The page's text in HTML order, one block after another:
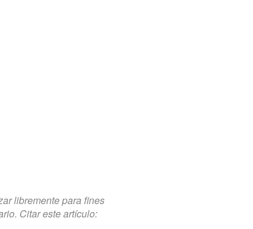
libremente para fines
Citar este artículo: